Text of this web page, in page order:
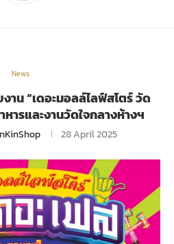
News
น “เดอะมอลล์ไลฟ์สโตร์ วัด
หารและงานวัดใจกลางห้างฯ
28 April 2025